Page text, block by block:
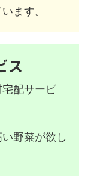
ます。
ス
配サービ
野菜が欲し